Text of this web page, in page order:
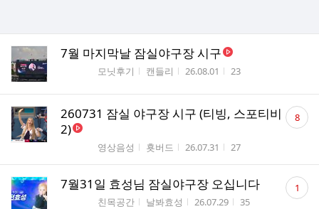
7월 마지막날 잠실야구장 시구
모닛후기 작성자
캔들리 작성시간
26.08.01 조회수
23
260731 잠실 야구장 시구 (티빙, 스포티비
2)
영상음성 작성자
횻버드 작성시간
26.07.31 조회수
27
댓
글 8
7월31일 효성님 잠실야구장 오십니다
친목공간 작성자
날봐효성 작성시간
26.07.29 조회수
35
댓
글 1